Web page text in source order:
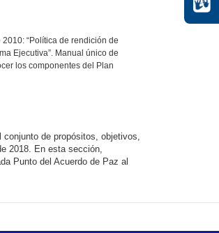
“Política de rendición de
Ejecutiva”. Manual único de
los componentes del Plan
de propósitos, objetivos,
2018. En esta sección,
Punto del Acuerdo de Paz al